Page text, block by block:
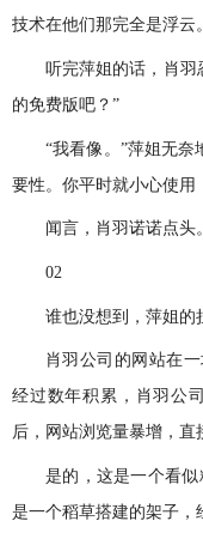
技术在他们那完全是浮云
听完萍姐的话，肖
的免费版吧？”
“我看像。”萍姐无
要性。你平时就小心使用
闻言，肖羽诺诺点头。
02
谁也没想到，萍姐的
肖羽公司的网站在
经过数年积累，肖羽公
后，网站浏览量暴增，直
是的，这是一个看
是一个稻草搭建的架子，